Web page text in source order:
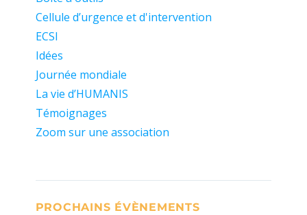
Cellule d’urgence et d'intervention
ECSI
Idées
Journée mondiale
La vie d’HUMANIS
Témoignages
Zoom sur une association
PROCHAINS ÉVÈNEMENTS